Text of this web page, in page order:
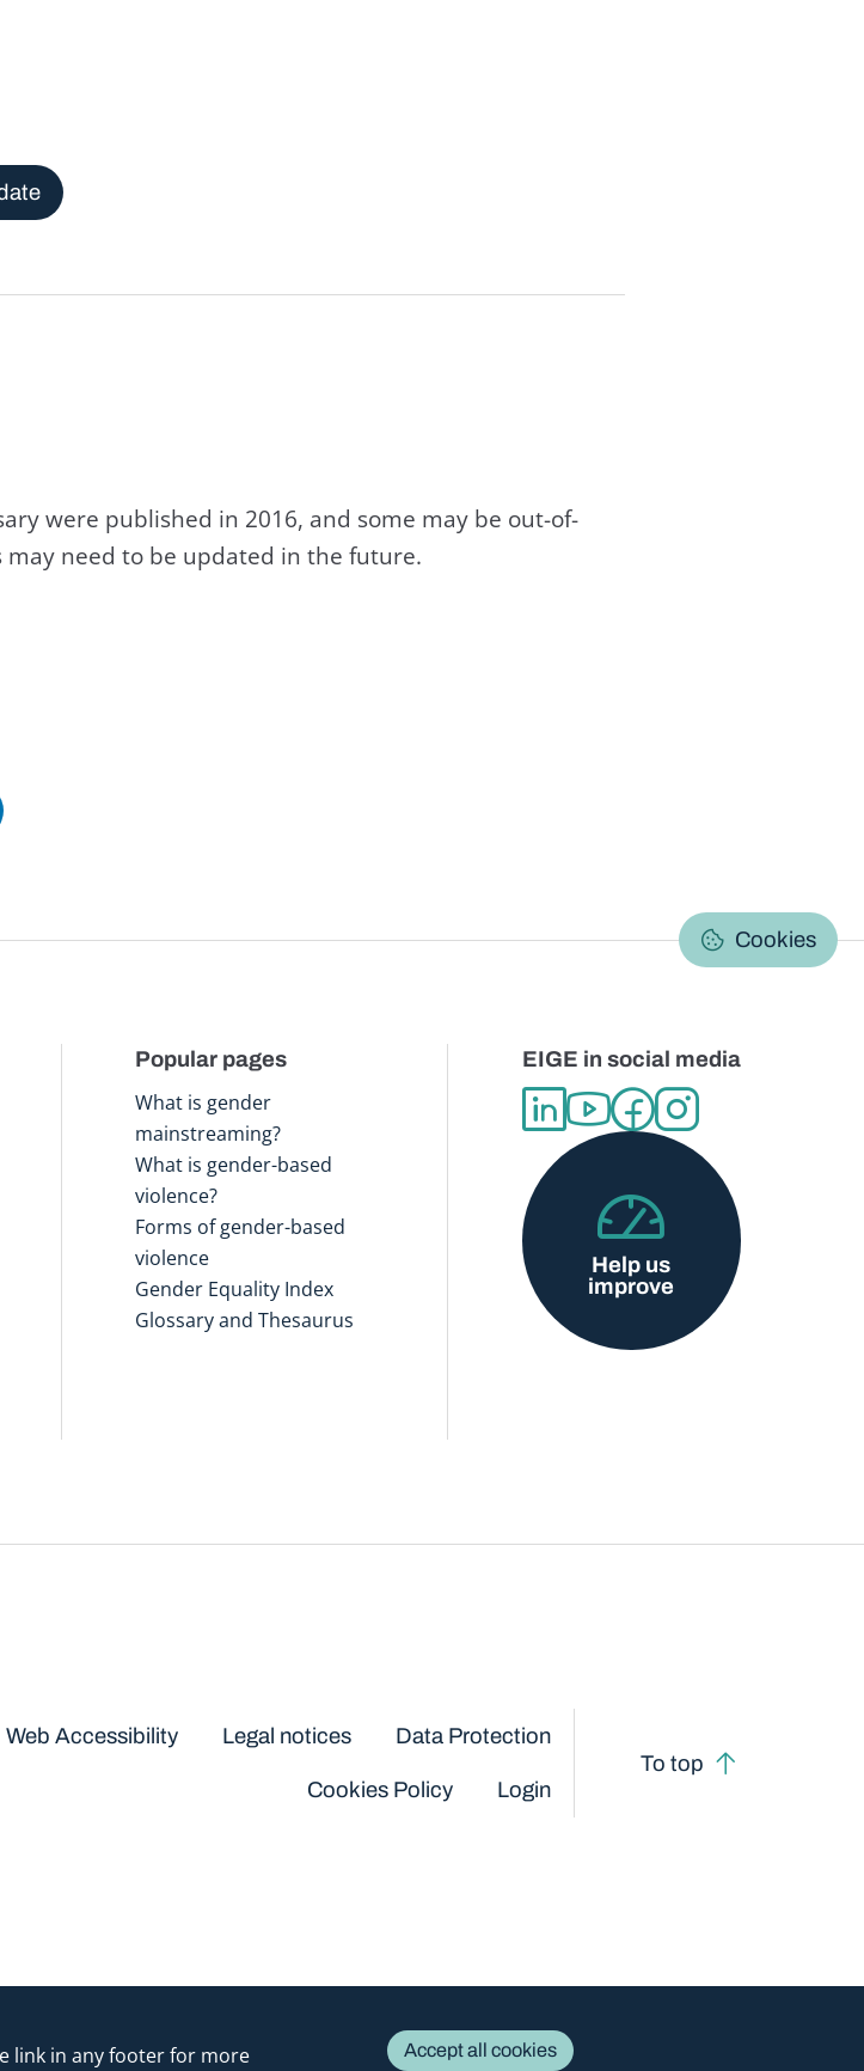
link in any footer for more Accept all cookies
were published in 2016, and some may be out-of-
may need to be updated in the future.
Cookies
Popular pages
What is gender
mainstreaming?
What is gender-based
violence?
Forms of gender-based
violence
Gender Equality Index
Glossary and Thesaurus
EIGE in social media
Help us
improve
Web Accessibility Legal notices Data Protection
Cookies Policy Login
To top